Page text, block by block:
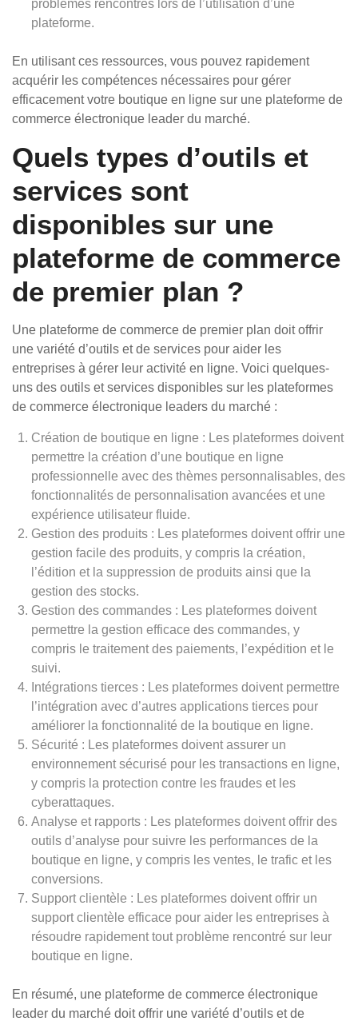
problèmes rencontrés lors de l’utilisation d’une
plateforme.
En utilisant ces ressources, vous pouvez rapidement
acquérir les compétences nécessaires pour gérer
efficacement votre boutique en ligne sur une plateforme de
commerce électronique leader du marché.
Quels types d’outils et
services sont
disponibles sur une
plateforme de commerce
de premier plan ?
Une plateforme de commerce de premier plan doit offrir
une variété d’outils et de services pour aider les
entreprises à gérer leur activité en ligne. Voici quelques-
uns des outils et services disponibles sur les plateformes
de commerce électronique leaders du marché :
Création de boutique en ligne : Les plateformes doivent
permettre la création d’une boutique en ligne
professionnelle avec des thèmes personnalisables, des
fonctionnalités de personnalisation avancées et une
expérience utilisateur fluide.
Gestion des produits : Les plateformes doivent offrir une
gestion facile des produits, y compris la création,
l’édition et la suppression de produits ainsi que la
gestion des stocks.
Gestion des commandes : Les plateformes doivent
permettre la gestion efficace des commandes, y
compris le traitement des paiements, l’expédition et le
suivi.
Intégrations tierces : Les plateformes doivent permettre
l’intégration avec d’autres applications tierces pour
améliorer la fonctionnalité de la boutique en ligne.
Sécurité : Les plateformes doivent assurer un
environnement sécurisé pour les transactions en ligne,
y compris la protection contre les fraudes et les
cyberattaques.
Analyse et rapports : Les plateformes doivent offrir des
outils d’analyse pour suivre les performances de la
boutique en ligne, y compris les ventes, le trafic et les
conversions.
Support clientèle : Les plateformes doivent offrir un
support clientèle efficace pour aider les entreprises à
résoudre rapidement tout problème rencontré sur leur
boutique en ligne.
En résumé, une plateforme de commerce électronique
leader du marché doit offrir une variété d’outils et de